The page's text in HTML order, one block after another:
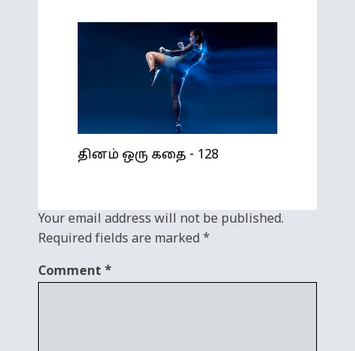
தினம் ஒரு கதை - 128
Your email address will not be published.
Required fields are marked *
Comment *